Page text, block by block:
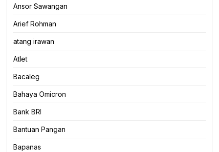
Ansor Sawangan
Arief Rohman
atang irawan
Atlet
Bacaleg
Bahaya Omicron
Bank BRI
Bantuan Pangan
Bapanas